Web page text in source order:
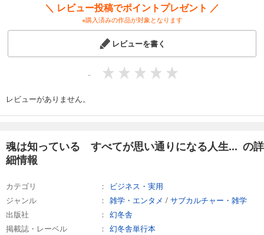
＼ レビュー投稿でポイントプレゼント ／
※購入済みの作品が対象となります
レビューを書く
-
レビューがありません。
魂は知っている すべてが思い通りになる人生... の詳
細情報
カテゴリ
ビジネス・実用
ジャンル
雑学・エンタメ / サブカルチャー・雑学
出版社
幻冬舎
掲載誌・レーベル
幻冬舎単行本